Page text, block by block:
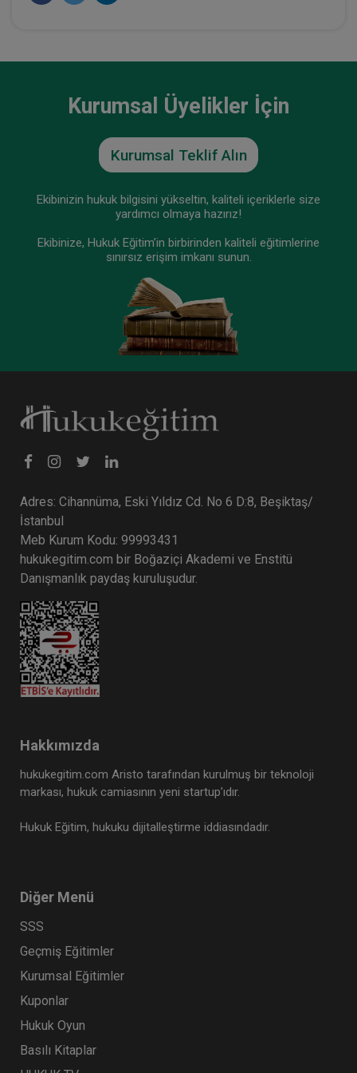
Oturum Video)
Tüketici Hukuku Enstitüsü
9. Tüketici Hukuku Kongresi - X. Oturum: İNŞAAT
SEKTÖRÜNDE TÜKETİCİ HUKUKU VE
UYGULAMALARI Video Kaydı
360 TL
Tüketici Hukuku Enstitüsü
9. Tüketici Hukuku Kongresi - XI. Oturum:
OTOMOTİV SEKTÖRÜNDE TÜKETİCİ HUKUKU VE
UYGULAMALARI Video Kaydı
360 TL
Tüketici Hukuku Enstitüsü
Kurumsal Üyelikler İçin
Kurumsal Teklif Alın
Ekibinizin hukuk bilgisini yükseltin, kaliteli içeriklerle size
yardımcı olmaya hazırız!
Ekibinize, Hukuk Eğitim’in birbirinden kaliteli eğitimlerine
sınırsız erişim imkanı sunun.
Adres: Cihannüma, Eski Yıldız Cd. No 6 D:8, Beşiktaş/
İstanbul
Meb Kurum Kodu: 99993431
hukukegitim.com bir Boğaziçi Akademi ve Enstitü
Danışmanlık paydaş kuruluşudur.
Hakkımızda
hukukegitim.com Aristo tarafından kurulmuş bir teknoloji
markası, hukuk camiasının yeni startup’ıdır.
Hukuk Eğitim, hukuku dijitalleştirme iddiasındadır.
Diğer Menü
SSS
Geçmiş Eğitimler
Kurumsal Eğitimler
Kuponlar
Hukuk Oyun
Basılı Kitaplar